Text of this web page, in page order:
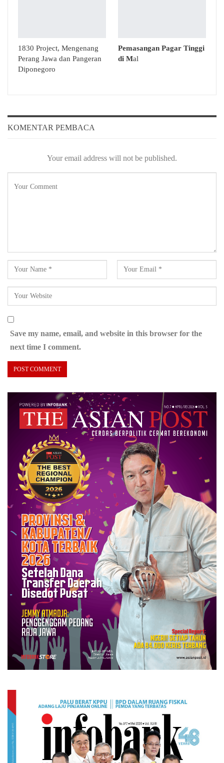
1830 Project, Mengenang
Perang Jawa dan Pangeran
Diponegoro
Pemasangan Pagar Tinggi
di Mal
KOMENTAR PEMBACA
Your email address will not be published.
Save my name, email, and website in this browser for the
next time I comment.